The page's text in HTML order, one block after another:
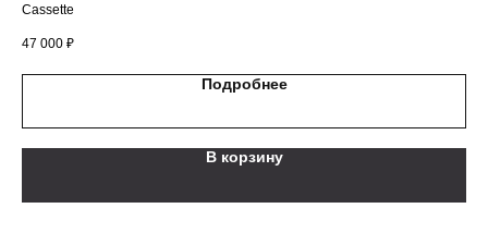
Cassette
47 000 ₽
Подробнее
В корзину